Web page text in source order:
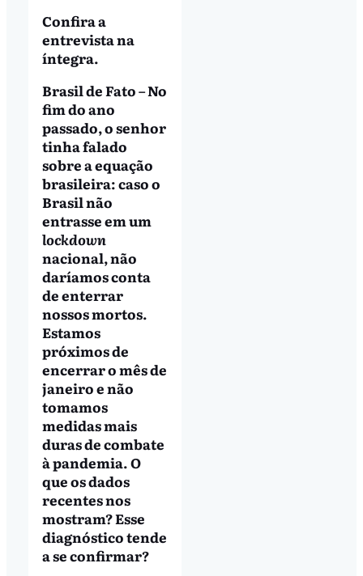
Confira a
entrevista na
íntegra.
Brasil de Fato – No
fim do ano
passado, o senhor
tinha falado
sobre a equação
brasileira: caso o
Brasil não
entrasse em um
lockdown
nacional, não
daríamos conta
de enterrar
nossos mortos.
Estamos
próximos de
encerrar o mês de
janeiro e não
tomamos
medidas mais
duras de combate
à pandemia. O
que os dados
recentes nos
mostram? Esse
diagnóstico tende
a se confirmar?